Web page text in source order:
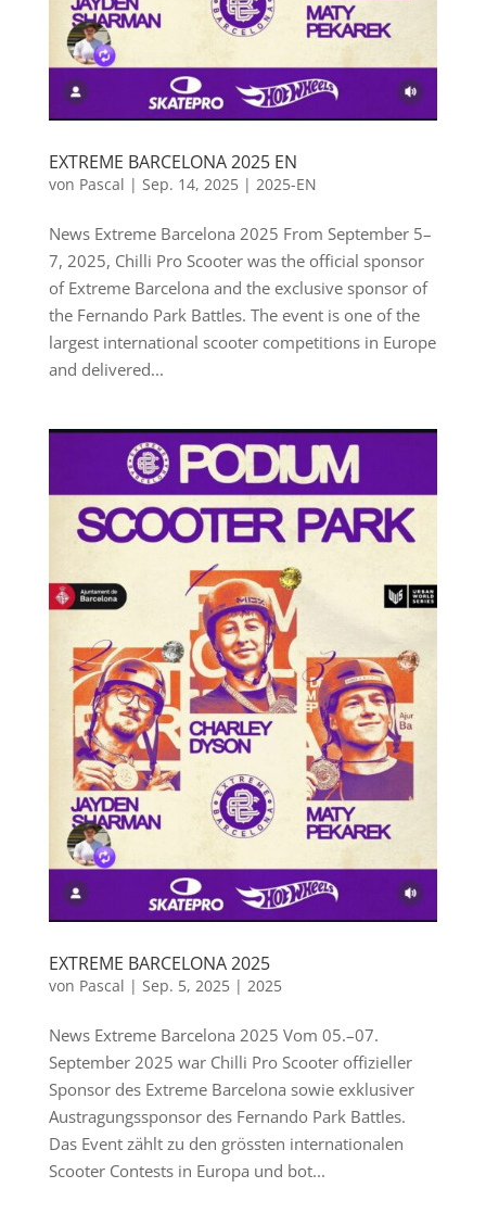
EXTREME BARCELONA 2025 EN
von Pascal | Sep. 14, 2025| 2025-EN
News Extreme Barcelona 2025 From September 5–
7, 2025, Chilli Pro Scooter was the official sponsor
of Extreme Barcelona and the exclusive sponsor of
the Fernando Park Battles. The event is one of the
largest international scooter competitions in Europe
and delivered...
EXTREME BARCELONA 2025
von Pascal | Sep. 5, 2025| 2025
News Extreme Barcelona 2025 Vom 05.–07.
September 2025 war Chilli Pro Scooter offizieller
Sponsor des Extreme Barcelona sowie exklusiver
Austragungssponsor des Fernando Park Battles.
Das Event zählt zu den grössten internationalen
Scooter Contests in Europa und bot...